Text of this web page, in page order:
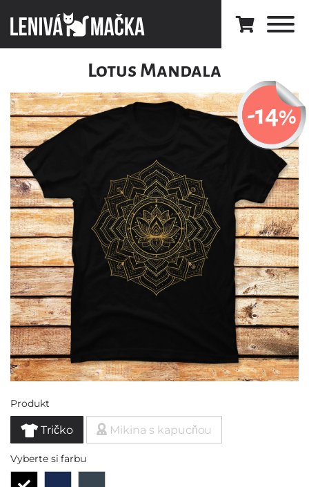
Lotus Mandala
-14%
Produkt
Tričko Mikina s kapucňou
Vyberte si farbu